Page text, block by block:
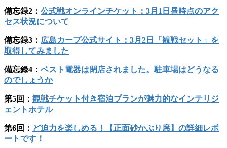
備忘録2： 公式戦オンラインチケット：3月1日昼時点のアク
セス状況について
備忘録3： 広島カープ公式サイト：3月2日「観戦セット」を
取得してみました
備忘録4： ベスト電器は閉店されました。駐車場はどうなる
のでしょうか
第5回： 観戦チケット付き宿泊プランが魅力的なインテリジ
ェントホテル
第6回： ど迫力を楽しめる！【正面砂かぶり席】の詳細レポ
ートです！